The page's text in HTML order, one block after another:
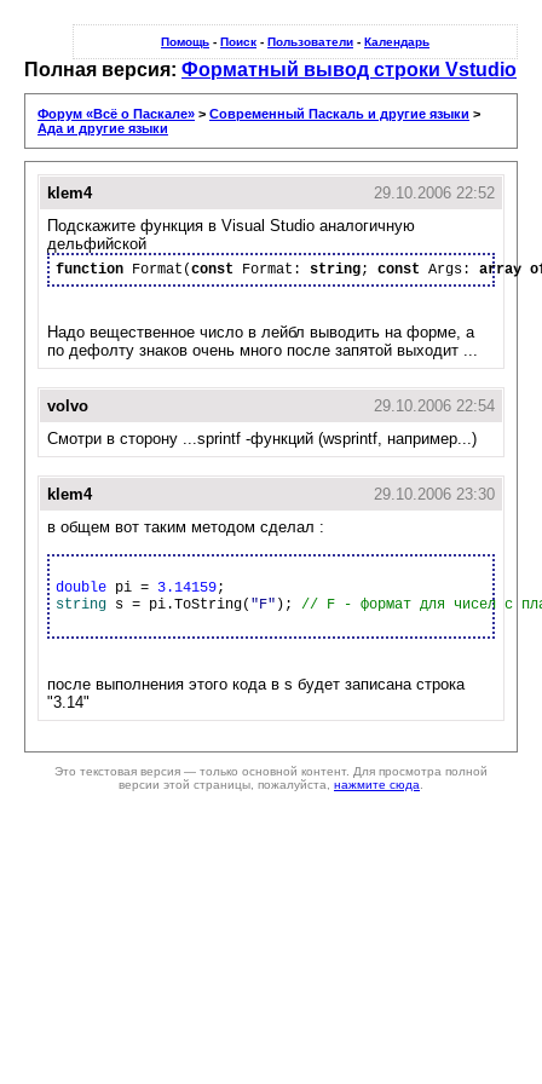
Помощь - Поиск - Пользователи - Календарь
Полная версия: Форматный вывод строки Vstudio
Форум «Всё о Паскале» > Современный Паскаль и другие языки >
Ада и другие языки
klem4
29.10.2006 22:52
Подскажите функция в Visual Studio аналогичную
дельфийской
function Format(const Format: string; const Args: array
Надо вещественное число в лейбл выводить на форме, а
по дефолту знаков очень много после запятой выходит ...
volvo
29.10.2006 22:54
Смотри в сторону ...sprintf -функций (wsprintf, например...)
klem4
29.10.2006 23:30
в общем вот таким методом сделал :
double pi = 3.14159
string s = pi.ToString( "F" );
после выполнения этого кода в s будет записана строка
"3.14"
Это текстовая версия — только основной контент. Для просмотра полной
версии этой страницы, пожалуйста, нажмите сюда